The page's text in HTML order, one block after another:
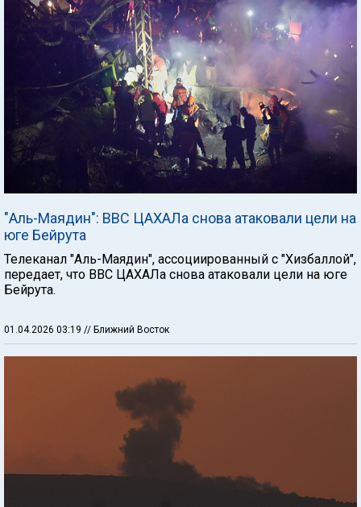
"Аль-Маядин": ВВС ЦАХАЛа снова атаковали цели на
юге Бейрута
Телеканал "Аль-Маядин", ассоциированный с "Хизбаллой",
передает, что ВВС ЦАХАЛа снова атаковали цели на юге
Бейрута.
01.04.2026 03:19 // Ближний Восток